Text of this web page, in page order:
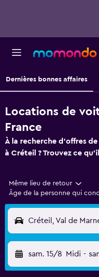
Dernières bonnes affaires
Locations de
France
À la recherche d'offres
à Créteil ? Trouvez ce
Même lieu de retour
Âge de la personne qui
Créteil, Val de
sam. 15/8 Midi -